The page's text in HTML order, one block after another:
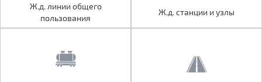
Ж.д. линии общего
пользования
Ж.д. линии общего
пользования
Ж.д. станции и узлы